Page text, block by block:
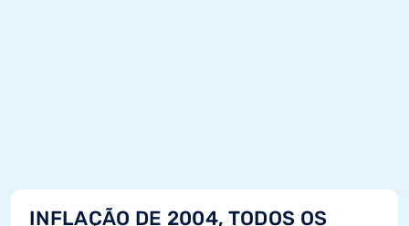
INFLAÇÃO DE 2004, TODOS OS